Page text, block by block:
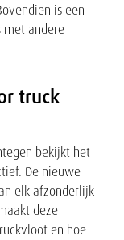
is een
met andere
truck
bekijkt het
De nieuwe
elk afzonderlijk
deze
en hoe